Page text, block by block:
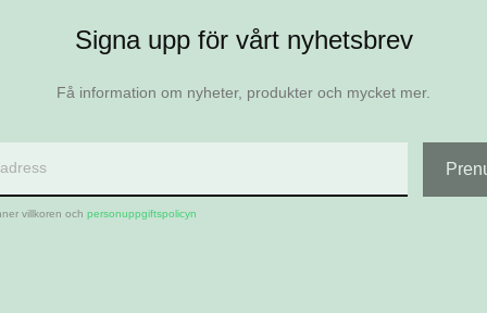
Grönyta
TEE & FAIRWAY
Base Pre-
Signa upp för vårt nyhetsbrev
Få information om nyheter, produkter och mycket mer.
villkoren och personuppgiftspolicyn